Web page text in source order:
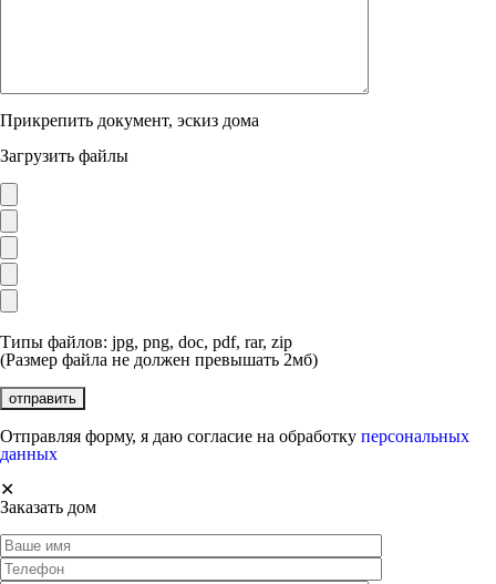
Прикрепить документ, эскиз дома
Загрузить файлы
Типы файлов: jpg, png, doc, pdf, rar, zip
(Размер файла не должен превышать 2мб)
Отправляя форму, я даю согласие на обработку персональных
данных
✕
Заказать дом